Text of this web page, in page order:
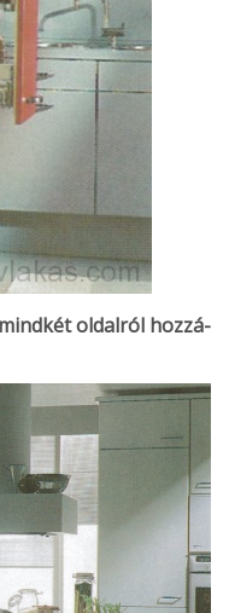
oldalról hozzá­